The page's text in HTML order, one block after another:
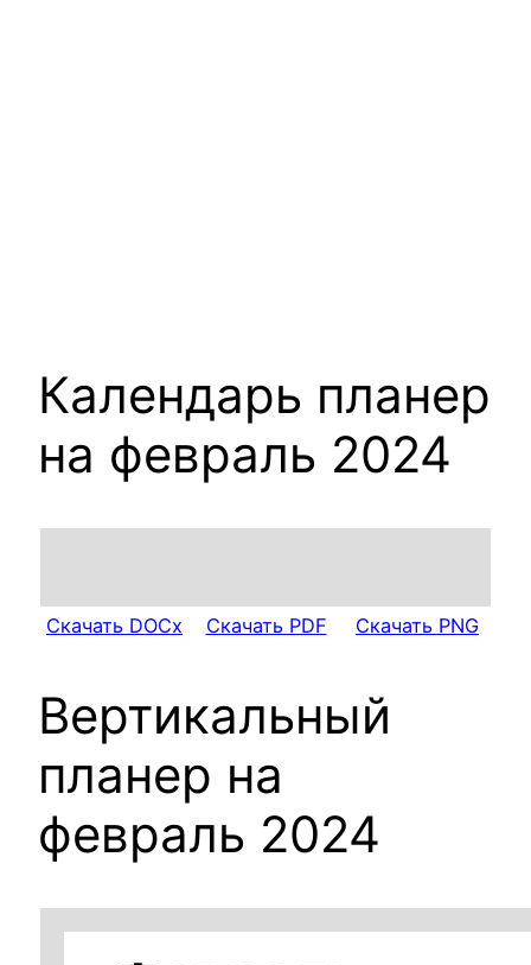
Календарь планер
на февраль 2024
Скачать DOCx Скачать PDF Скачать PNG
Вертикальный
планер на
февраль 2024